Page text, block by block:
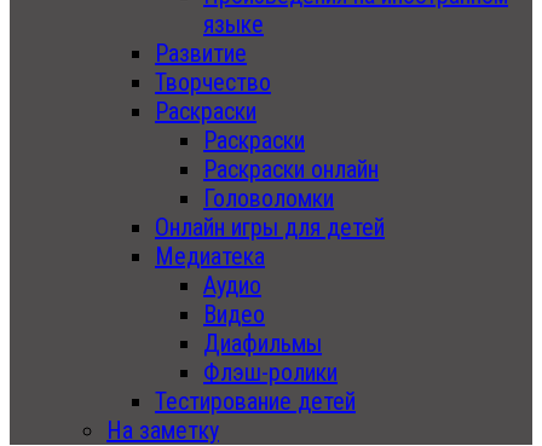
языке
Развитие
Творчество
Раскраски
Раскраски
Раскраски онлайн
Головоломки
Онлайн игры для детей
Медиатека
Аудио
Видео
Диафильмы
Флэш-ролики
Тестирование детей
На заметку